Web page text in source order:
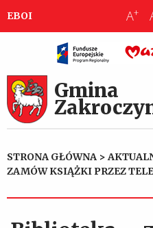
EBOI A+
Gmina
STRONA GŁÓWNA >
ZAMÓW KSIĄŻKI PRZEZ